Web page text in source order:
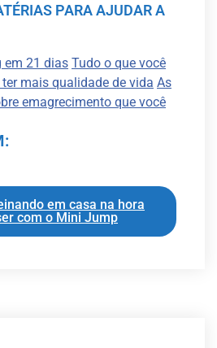
PARA AJUDAR A
em 21 dias Tudo o que você
mais qualidade de vida As
emagrecimento que você
em casa na hora
com o Mini Jump